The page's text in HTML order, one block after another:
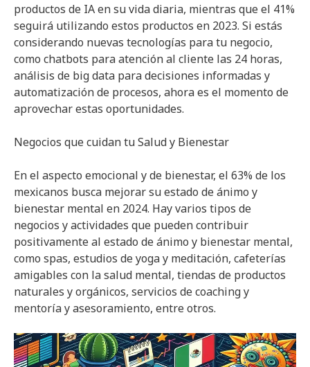
productos de IA en su vida diaria, mientras que el 41%
seguirá utilizando estos productos en 2023. Si estás
considerando nuevas tecnologías para tu negocio,
como chatbots para atención al cliente las 24 horas,
análisis de big data para decisiones informadas y
automatización de procesos, ahora es el momento de
aprovechar estas oportunidades.
Negocios que cuidan tu Salud y Bienestar
En el aspecto emocional y de bienestar, el 63% de los
mexicanos busca mejorar su estado de ánimo y
bienestar mental en 2024. Hay varios tipos de
negocios y actividades que pueden contribuir
positivamente al estado de ánimo y bienestar mental,
como spas, estudios de yoga y meditación, cafeterías
amigables con la salud mental, tiendas de productos
naturales y orgánicos, servicios de coaching y
mentoría y asesoramiento, entre otros.